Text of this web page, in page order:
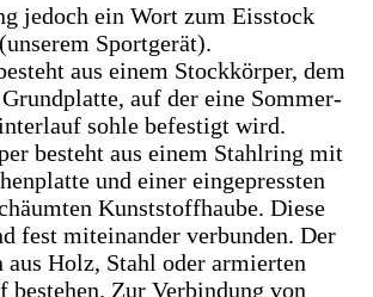
jedoch ein Wort zum Eisstock
(unserem Sportgerät).
aus einem Stockkörper, dem
auf der eine Sommer-
sohle befestigt wird.
besteht aus einem Stahlring mit
und einer eingepressten
Kunststoffhaube. Diese
fest miteinander verbunden. Der
aus Holz, Stahl oder armierten
bestehen. Zur Verbindung von